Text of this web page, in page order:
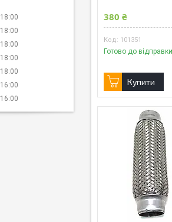
380 ₴
101351
Готово до відправки
Купити
18:00
18:00
18:00
18:00
18:00
16:00
16:00